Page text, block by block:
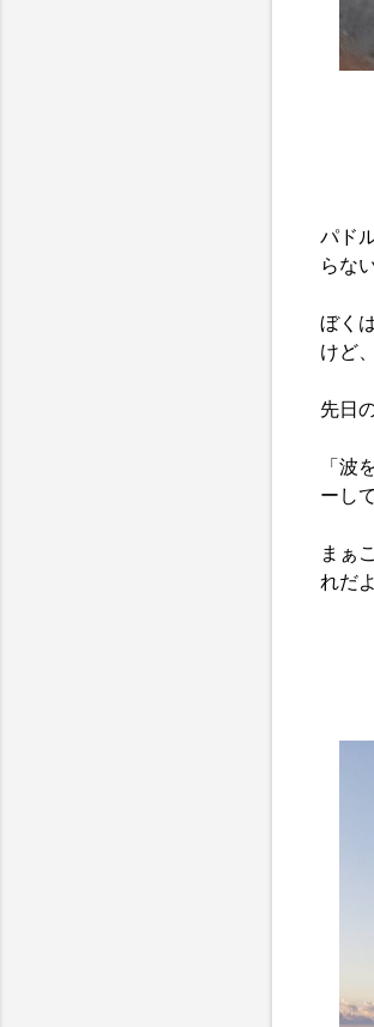
パド
らない
ぼく
けど
先日
「波
ーし
まぁ
れだ